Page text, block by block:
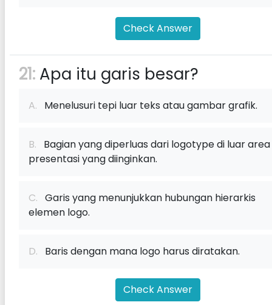
Check Answer
21: Apa itu garis besar?
A. Menelusuri tepi luar teks atau gambar grafik.
B. Bagian yang diperluas dari logotype di luar area
presentasi yang diinginkan.
C. Garis yang menunjukkan hubungan hierarkis
elemen logo.
D. Baris dengan mana logo harus diratakan.
Check Answer